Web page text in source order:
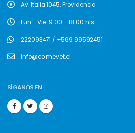
Av. Italia 1045, Providencia
Lun - Vie: 9:00 - 18:00 hrs.
222093471 / +569 99592451
info@colmevet.cl
SÍGANOS EN